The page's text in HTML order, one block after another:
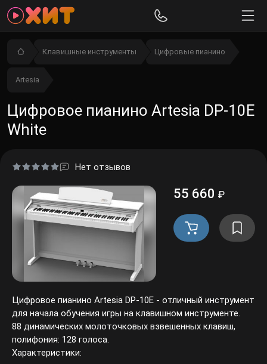
Клавишные инструменты Цифровые пианино
Artesia
Цифровое пианино Artesia DP-10Е
White
Нет отзывов
55 660 ₽
Цифровое пианино Artesia DP-10Е - отличный инструмент
для начала обучения игры на клавишном инструменте.
88 динамических молоточковых взвешенных клавиш,
полифония: 128 голоса.
Характеристики: